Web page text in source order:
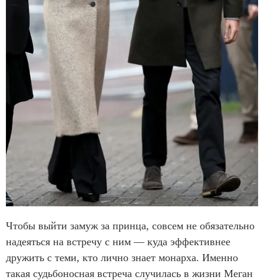
Чтобы выйти замуж за принца, совсем не обязательно
надеяться на встречу с ним — куда эффективнее
дружить с теми, кто лично знает монарха. Именно
такая судьбоносная встреча случилась в жизни Меган